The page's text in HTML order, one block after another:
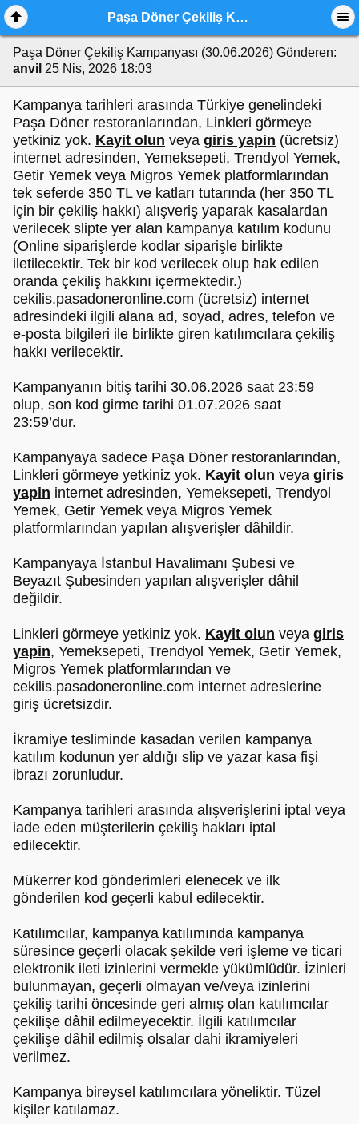
Paşa Döner Çekiliş Kampanyası (30.06.2026)
Paşa Döner Çekiliş Kampanyası (30.06.2026) Gönderen:
anvil 25 Nis, 2026 18:03
Kampanya tarihleri arasında Türkiye genelindeki
Paşa Döner restoranlarından, Linkleri görmeye
yetkiniz yok. Kayit olun veya giris yapin (ücretsiz)
internet adresinden, Yemeksepeti, Trendyol Yemek,
Getir Yemek veya Migros Yemek platformlarından
tek seferde 350 TL ve katları tutarında (her 350 TL
için bir çekiliş hakkı) alışveriş yaparak kasalardan
verilecek slipte yer alan kampanya katılım kodunu
(Online siparişlerde kodlar siparişle birlikte
iletilecektir. Tek bir kod verilecek olup hak edilen
oranda çekiliş hakkını içermektedir.)
cekilis.pasadoneronline.com (ücretsiz) internet
adresindeki ilgili alana ad, soyad, adres, telefon ve
e-posta bilgileri ile birlikte giren katılımcılara çekiliş
hakkı verilecektir.
Kampanyanın bitiş tarihi 30.06.2026 saat 23:59
olup, son kod girme tarihi 01.07.2026 saat
23:59’dur.
Kampanyaya sadece Paşa Döner restoranlarından,
Linkleri görmeye yetkiniz yok. Kayit olun veya giris
yapin internet adresinden, Yemeksepeti, Trendyol
Yemek, Getir Yemek veya Migros Yemek
platformlarından yapılan alışverişler dâhildir.
Kampanyaya İstanbul Havalimanı Şubesi ve
Beyazıt Şubesinden yapılan alışverişler dâhil
değildir.
Linkleri görmeye yetkiniz yok. Kayit olun veya giris
yapin, Yemeksepeti, Trendyol Yemek, Getir Yemek,
Migros Yemek platformlarından ve
cekilis.pasadoneronline.com internet adreslerine
giriş ücretsizdir.
İkramiye tesliminde kasadan verilen kampanya
katılım kodunun yer aldığı slip ve yazar kasa fişi
ibrazı zorunludur.
Kampanya tarihleri arasında alışverişlerini iptal veya
iade eden müşterilerin çekiliş hakları iptal
edilecektir.
Mükerrer kod gönderimleri elenecek ve ilk
gönderilen kod geçerli kabul edilecektir.
Katılımcılar, kampanya katılımında kampanya
süresince geçerli olacak şekilde veri işleme ve ticari
elektronik ileti izinlerini vermekle yükümlüdür. İzinleri
bulunmayan, geçerli olmayan ve/veya izinlerini
çekiliş tarihi öncesinde geri almış olan katılımcılar
çekilişe dâhil edilmeyecektir. İlgili katılımcılar
çekilişe dâhil edilmiş olsalar dahi ikramiyeleri
verilmez.
Kampanya bireysel katılımcılara yöneliktir. Tüzel
kişiler katılamaz.